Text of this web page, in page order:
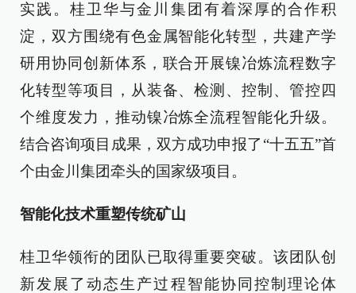
实践。桂卫华与金川集团有着深厚的合作积
淀，双方围绕有色金属智能化转型，共建产学
研用协同创新体系，联合开展镍冶炼流程数字
化转型等项目，从装备、检测、控制、管控四
个维度发力，推动镍冶炼全流程智能化升级。
结合咨询项目成果，双方成功申报了“十五五”首
个由金川集团牵头的国家级项目。
智能化技术重塑传统矿山
桂卫华领衔的团队已取得重要突破。该团队创
新发展了动态生产过程智能协同控制理论体